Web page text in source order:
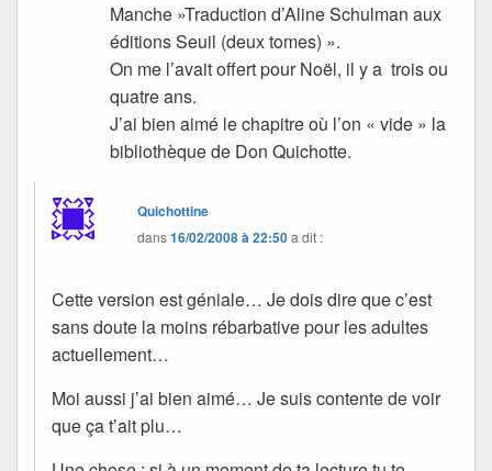
Manche »Traduction d’Aline Schulman aux
éditions Seuil (deux tomes) ».
On me l’avait offert pour Noël, il y a trois ou
quatre ans.
J’ai bien aimé le chapitre où l’on « vide » la
bibliothèque de Don Quichotte.
Quichottine
dans16/02/2008 à 22:50a dit :
Cette version est géniale… Je dois dire que c’est
sans doute la moins rébarbative pour les adultes
actuellement…
Moi aussi j’ai bien aimé… Je suis contente de voir
que ça t’ait plu…